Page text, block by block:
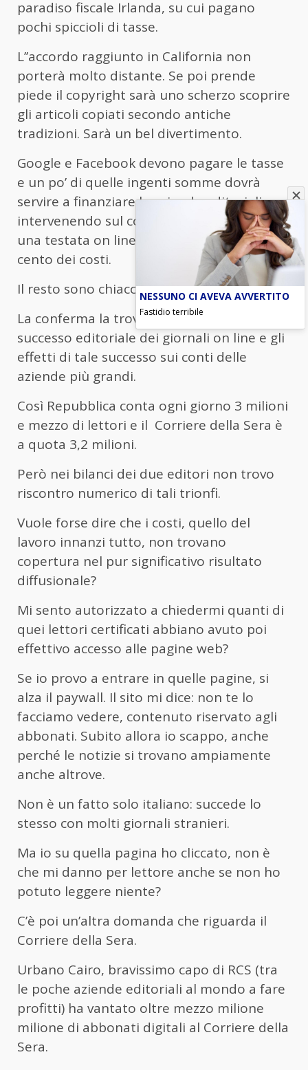
paradiso fiscale Irlanda, su cui pagano
pochi spiccioli di tasse.
L’’accordo raggiunto in California non
porterà molto distante. Se poi prende
piede il copyright sarà uno scherzo scoprire
gli articoli copiati secondo antiche
tradizioni. Sarà un bel divertimento.
Google e Facebook devono pagare le tasse
e un po’ di quelle ingenti somme dovrà
servire a finanziare le aziende editoriali
intervenendo sul costo del lavoro che in
una testata on line rappresenta il 90 per
cento dei costi.
Il resto sono chiacchiere.
La conferma la trovo nella discrepanza fra
successo editoriale dei giornali on line e gli
effetti di tale successo sui conti delle
aziende più grandi.
Così Repubblica conta ogni giorno 3 milioni
e mezzo di lettori e il Corriere della Sera è
a quota 3,2 milioni.
Però nei bilanci dei due editori non trovo
riscontro numerico di tali trionfi.
Vuole forse dire che i costi, quello del
lavoro innanzi tutto, non trovano
copertura nel pur significativo risultato
diffusionale?
Mi sento autorizzato a chiedermi quanti di
quei lettori certificati abbiano avuto poi
effettivo accesso alle pagine web?
Se io provo a entrare in quelle pagine, si
alza il paywall. Il sito mi dice: non te lo
facciamo vedere, contenuto riservato agli
abbonati. Subito allora io scappo, anche
perché le notizie si trovano ampiamente
anche altrove.
Non è un fatto solo italiano: succede lo
stesso con molti giornali stranieri.
Ma io su quella pagina ho cliccato, non è
che mi danno per lettore anche se non ho
potuto leggere niente?
C’è poi un’altra domanda che riguarda il
Corriere della Sera.
Urbano Cairo, bravissimo capo di RCS (tra
le poche aziende editoriali al mondo a fare
profitti) ha vantato oltre mezzo milione
milione di abbonati digitali al Corriere della
Sera.
NESSUNO CI AVEVA AVVERTITO
Fastidio terribile